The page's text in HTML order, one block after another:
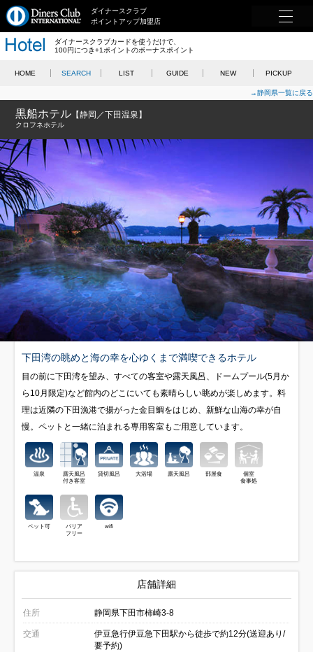
ダイナースクラブ
ポイントアップ加盟店
ダイナースクラブカードを使うだけで、
100円につき+1ポイントのボーナスポイント
HOME SEARCH LIST GUIDE NEW PICKUP
→静岡県一覧に戻る
黒船ホテル 【静岡／下田温泉】
クロフネホテル
下田湾の眺めと海の幸を心ゆくまで満喫できるホテル
目の前に下田湾を望み、すべての客室や露天風呂、ドームプール(5月か
ら10月限定)など館内のどこにいても素晴らしい眺めが楽しめます。料
理は近隣の下田漁港で揚がった金目鯛をはじめ、新鮮な山海の幸が自
慢。ペットと一緒に泊まれる専用客室もご用意しています。
温泉
露天風呂
付き客室
貸切風呂 大浴場 露天風呂 部屋食
個室
食事処
ペット可
バリア
フリー
wifi
店舗詳細
住所 静岡県下田市柿崎3-8
交通
伊豆急行伊豆急下田駅から徒歩で約12分(送迎あり/
要予約)